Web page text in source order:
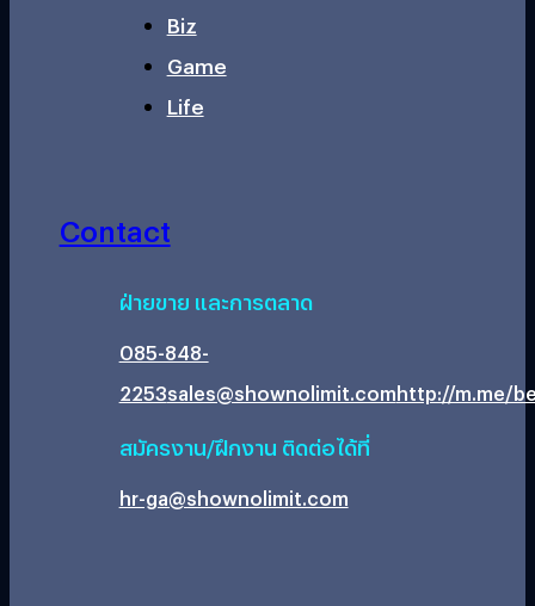
Biz
Game
Life
Contact
ฝ่ายขาย และการตลาด
085-848-
2253sales@shownolimit.comhttp://m.me/
สมัครงาน/ฝึกงาน ติดต่อได้ที่
hr-ga@shownolimit.com